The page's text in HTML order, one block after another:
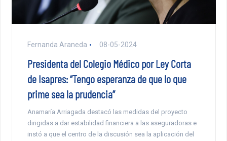
Fernanda Araneda 08-05-2024
Presidenta del Colegio Médico por Ley Corta
de Isapres: “Tengo esperanza de que lo que
prime sea la prudencia”
Anamaría Arriagada destacó las medidas del proyecto
dirigidas a dar estabilidad financiera a las aseguradoras e
instó a que el centro de la discusión sea la aplicación del